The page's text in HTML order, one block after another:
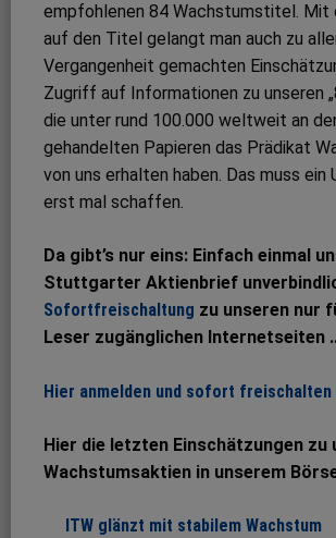
empfohlenen 84 Wachstumstitel. Mit
auf den Titel gelangt man auch zu
Vergangenheit gemachten
Zugriff auf Informationen zu unseren
die unter rund 100.000 weltweit an
gehandelten Papieren das Prädikat
von uns erhalten haben. Das muss ein
erst mal schaffen.
Da gibt’s nur eins: Einfach einmal
Stuttgarter Aktienbrief
Sofortfreischaltung zu unseren nur
Leser zugänglichen Internetseiten
Hier anmelden und sofort
Hier die letzten Einschätzungen zu
Wachstumsaktien in unserem
ITW glänzt mit stabilem Wachstum